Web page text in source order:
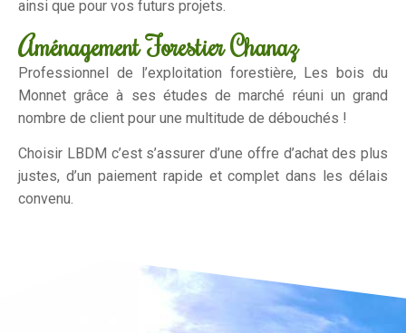
ainsi que pour vos futurs projets.
Aménagement Forestier Chanaz
Professionnel de l’exploitation forestière, Les bois du
Monnet grâce à ses études de marché réuni un grand
nombre de client pour une multitude de débouchés !
Choisir LBDM c’est s’assurer d’une offre d’achat des plus
justes, d’un paiement rapide et complet dans les délais
convenu.